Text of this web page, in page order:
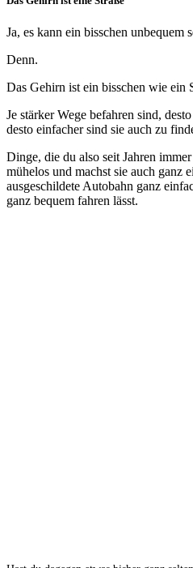
Ja, es kann ein bisschen unbequem
Denn.
Das Gehirn ist ein bisschen wie ein
Je stärker Wege befahren sind,
desto einfacher sind sie auch zu
Dinge, die du also seit Jahren
mühelos und machst sie auch ganz
ausgeschildete Autobahn ganz
ganz bequem fahren lässt.